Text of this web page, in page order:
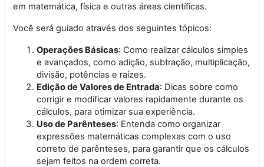
em matemática, física e outras áreas científicas.
Você será guiado através dos seguintes tópicos:
Operações Básicas: Como realizar cálculos simples
e avançados, como adição, subtração, multiplicação,
divisão, potências e raízes.
Edição de Valores de Entrada: Dicas sobre como
corrigir e modificar valores rapidamente durante os
cálculos, para otimizar sua experiência.
Uso de Parênteses: Entenda como organizar
expressões matemáticas complexas com o uso
correto de parênteses, para garantir que os cálculos
sejam feitos na ordem correta.